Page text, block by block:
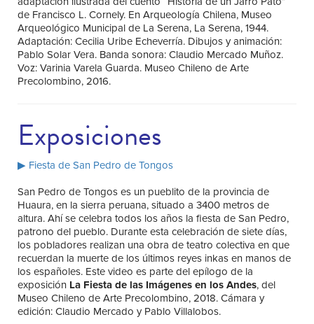
de Francisco L. Cornely. En Arqueología Chilena, Museo
Arqueológico Municipal de La Serena, La Serena, 1944.
Adaptación: Cecilia Uribe Echeverría. Dibujos y animación:
Pablo Solar Vera. Banda sonora: Claudio Mercado Muñoz.
Voz: Varinia Varela Guarda. Museo Chileno de Arte
Precolombino, 2016.
Exposiciones
▶ Fiesta de San Pedro de Tongos
San Pedro de Tongos es un pueblito de la provincia de
Huaura, en la sierra peruana, situado a 3400 metros de
altura. Ahí se celebra todos los años la fiesta de San Pedro,
patrono del pueblo. Durante esta celebración de siete días,
los pobladores realizan una obra de teatro colectiva en que
recuerdan la muerte de los últimos reyes inkas en manos de
los españoles. Este video es parte del epílogo de la
exposición La Fiesta de las Imágenes en los Andes, del
Museo Chileno de Arte Precolombino, 2018. Cámara y
edición: Claudio Mercado y Pablo Villalobos.